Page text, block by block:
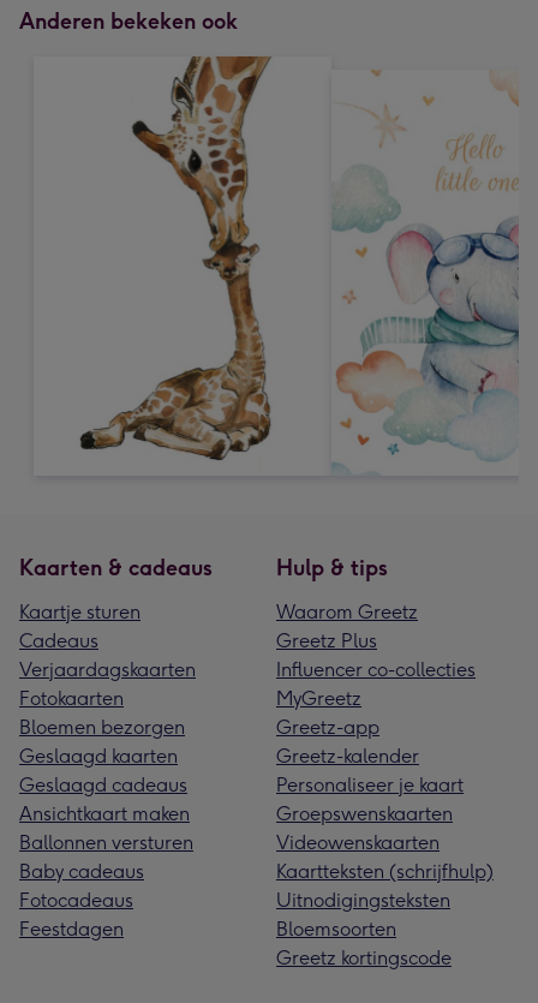
Anderen bekeken ook
Kaarten & cadeaus
Kaartje sturen
Cadeaus
Verjaardagskaarten
Fotokaarten
Bloemen bezorgen
Geslaagd kaarten
Geslaagd cadeaus
Ansichtkaart maken
Ballonnen versturen
Baby cadeaus
Fotocadeaus
Feestdagen
Hulp & tips
Waarom Greetz
Greetz Plus
Influencer co-collecties
MyGreetz
Greetz-app
Greetz-kalender
Personaliseer je kaart
Groepswenskaarten
Videowenskaarten
Kaartteksten (schrijfhulp)
Uitnodigingsteksten
Bloemsoorten
Greetz kortingscode